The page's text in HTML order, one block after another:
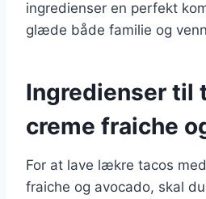
ingredienser en perfekt
glæde både familie og
Ingredienser til
creme fraiche
For at lave lækre tacos
fraiche og avocado, skal